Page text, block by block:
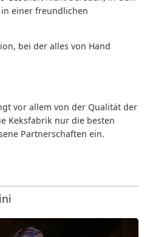
einer freundlichen
bei der alles von Hand
vor allem von der Qualität der
Keksfabrik nur die besten
Partnerschaften ein.